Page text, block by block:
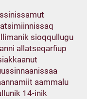
sioqqullugu
allatseqarfiup
aammalu
14-inik